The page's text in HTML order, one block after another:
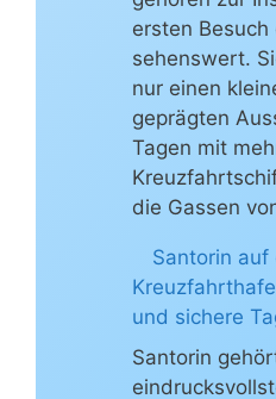
ersten Besuch
sehenswert.
nur einen
geprägten
Tagen mit
die Gassen
Santorin auf
und sichere
Santorin